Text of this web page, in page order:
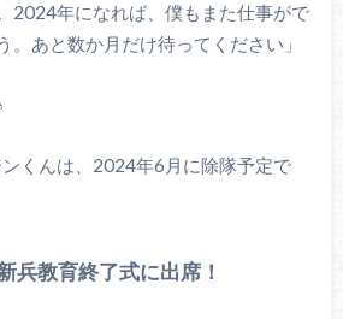
2024年になれば、僕もまた仕事がで
。あと数か月だけ待ってください」
くんは、2024年6月に除隊予定で
兵教育終了式に出席！